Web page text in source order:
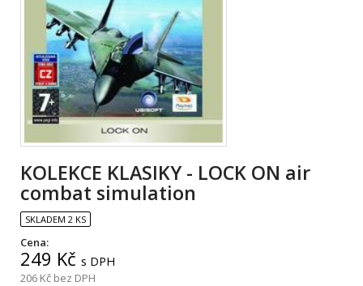
KOLEKCE KLASIKY - LOCK ON air
combat simulation
SKLADEM 2 KS
Cena:
249 Kč s DPH
206 Kč bez DPH